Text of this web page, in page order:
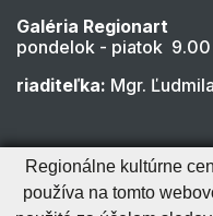
Galéria Regionart
pondelok - piatok 9.00
riaditeľka: Mgr.
Regionálne kultúrne
používa na tomto